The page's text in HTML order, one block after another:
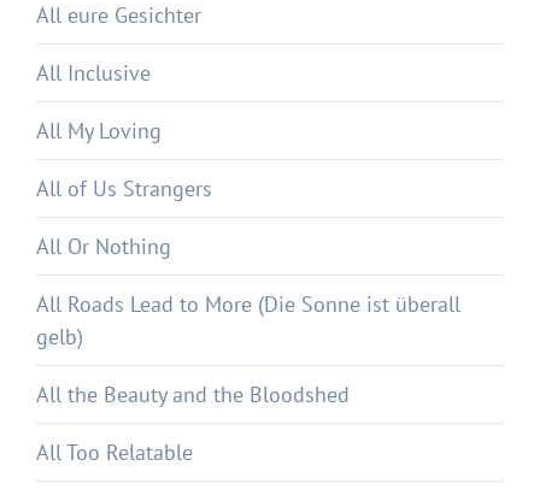
All eure Gesichter
All Inclusive
All My Loving
All of Us Strangers
All Or Nothing
All Roads Lead to More (Die Sonne ist überall
gelb)
All the Beauty and the Bloodshed
All Too Relatable